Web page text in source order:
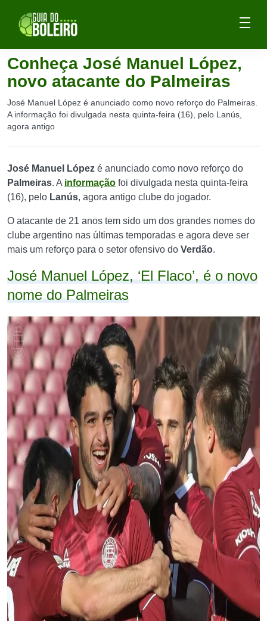
Conheça José Manuel López,
novo atacante do Palmeiras
José Manuel López é anunciado como novo reforço do Palmeiras.
A informação foi divulgada nesta quinta-feira (16), pelo Lanús,
agora antigo
José Manuel López é anunciado como novo reforço do
Palmeiras. A informação foi divulgada nesta quinta-feira
(16), pelo Lanús, agora antigo clube do jogador.
O atacante de 21 anos tem sido um dos grandes nomes do
clube argentino nas últimas temporadas e agora deve ser
mais um reforço para o setor ofensivo do Verdão.
José Manuel López, ‘El Flaco’, é o novo
nome do Palmeiras